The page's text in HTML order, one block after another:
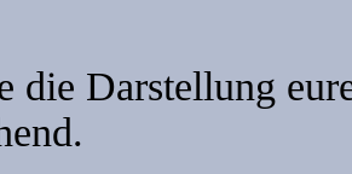
die Darstellung